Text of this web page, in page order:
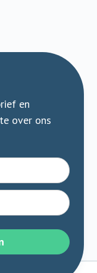
en
over ons